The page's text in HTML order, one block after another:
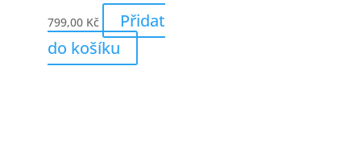
799,00 Kč
Přidat
do košíku